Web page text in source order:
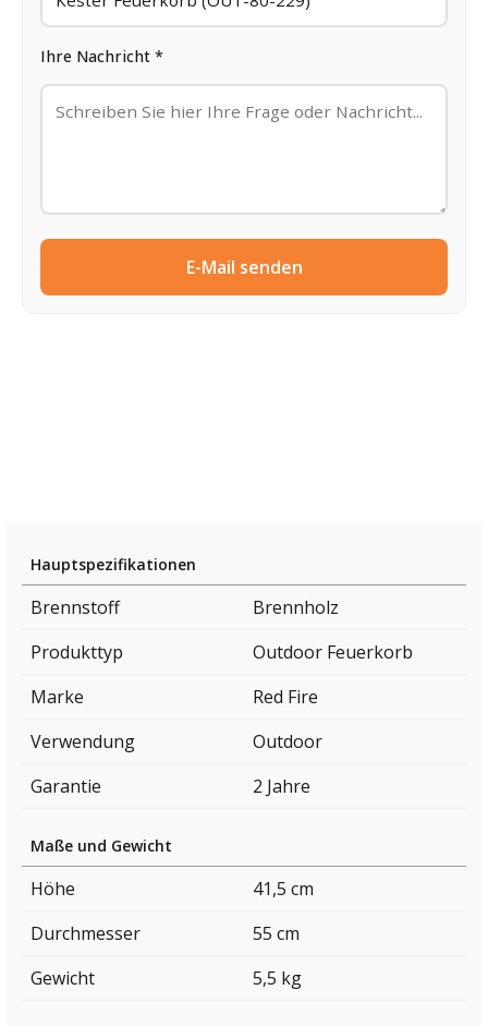
Ihre Nachricht *
E-Mail senden
Hauptspezifikationen
Brennstoff
Brennholz
Produkttyp
Outdoor Feuerkorb
Marke
Red Fire
Verwendung
Outdoor
Garantie
2 Jahre
Maße und Gewicht
Höhe
41,5 cm
Durchmesser
55 cm
Gewicht
5,5 kg